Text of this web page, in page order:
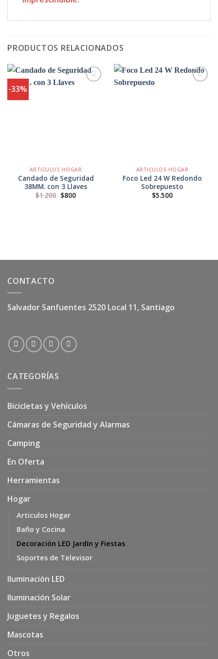
PRODUCTOS RELACIONADOS
-33%
ARTICULOS HOGAR
Candado de Seguridad
38MM. con 3 Llaves
$1.200 El
precio
$800El
ARTICULOS HOGAR
Foco Led 24 W Redondo
Sobrepuesto
$5.500
CONTACTO
Salvador Sanfuentes 2520 Local 11, Santiago
CATEGORÍAS
Bicicletas y Vehículos
Cámaras de Seguridad y Alarmas
Camping
En Oferta
Herramientas
Hogar
Articulos Hogar
Baño y Cocina
Decoración LED Jardín y Fiestas
Soportes de Televisor
Iluminación LED
Iluminación Solar
Juguetes y Regalos
Mascotas
Otros